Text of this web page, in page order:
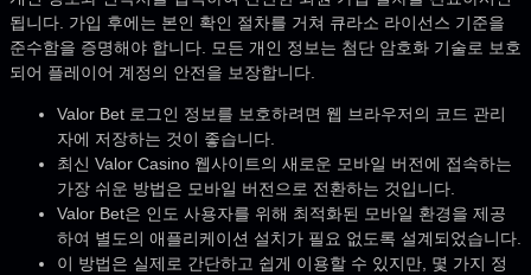
됩니다. 가입 후에는 본인 확인 절차를 거쳐 큐라소 라이선스 기준을
준수함을 증명해야 합니다. 모든 개인 정보는 첨단 암호화 기술로 보호
되어 플레이어 계정의 안전을 보장합니다.
Valor Bet 로그인 정보를 보호하려면 웹 브라우저의 코드 관리
자에 저장하는 것이 좋습니다.
최신 Valor Casino 웹사이트의 새로운 모바일 버전에 접속하는
가장 쉬운 방법은 모바일 버전으로 전환하는 것입니다.
Valor Bet은 인도 사용자를 위해 최적화된 모바일 환경을 제공
하여 별도의 애플리케이션 설치가 필요 없도록 설계되었습니다.
이 방법은 실제로 간단하고 쉽게 이용할 수 있지만, 몇 가지 정